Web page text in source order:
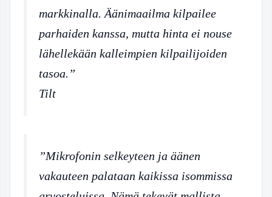
markkinalla. Äänimaailma kilpailee
parhaiden kanssa, mutta hinta ei nouse
lähellekään kalleimpien kilpailijoiden
tasoa.”
Tilt
”Mikrofonin selkeyteen ja äänen
vakauteen palataan kaikissa isommissa